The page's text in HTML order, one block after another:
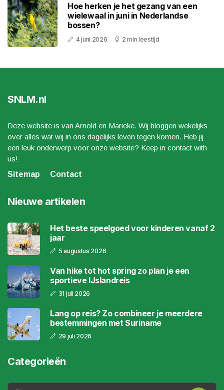
Hoe herken je het gezang van een
wielewaal in juni in Nederlandse
bossen?
4 juni 2026 2 min leestijd
SNLM.nl
Deze website is van Arnold en Marieke. Wij bloggen wekelijks
over alles wat wij in ons dagelijks leven tegen komen. Heb jij
een leuk onderwerp voor onze website? Keep in contact with
us!
Sitemap
Contact
Nieuwe artikelen
Het beste speelgoed voor kinderen vanaf 2
jaar
5 augustus 2026
Van hike tot hot spring zo plan je een
sportieve IJslandreis
31 juli 2026
Lang op reis? Zo combineer je meerdere
bestemmingen met Suriname
29 juli 2026
Categorieën